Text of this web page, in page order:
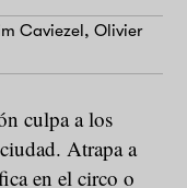
Caviezel, Olivier
culpa a los
Atrapa a
en el circo o